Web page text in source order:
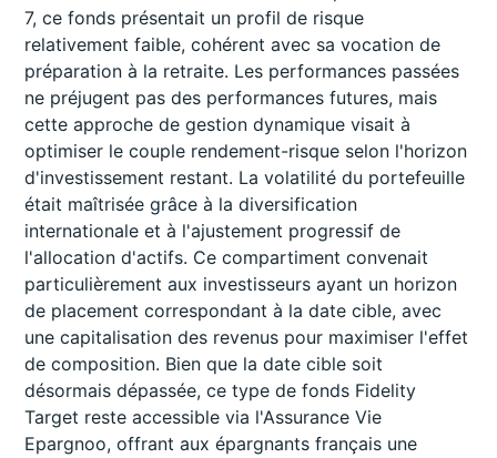
7, ce fonds présentait un profil de risque
relativement faible, cohérent avec sa vocation de
préparation à la retraite. Les performances passées
ne préjugent pas des performances futures, mais
cette approche de gestion dynamique visait à
optimiser le couple rendement-risque selon l'horizon
d'investissement restant. La volatilité du portefeuille
était maîtrisée grâce à la diversification
internationale et à l'ajustement progressif de
l'allocation d'actifs. Ce compartiment convenait
particulièrement aux investisseurs ayant un horizon
de placement correspondant à la date cible, avec
une capitalisation des revenus pour maximiser l'effet
de composition. Bien que la date cible soit
désormais dépassée, ce type de fonds Fidelity
Target reste accessible via l'Assurance Vie
Epargnoo, offrant aux épargnants français une